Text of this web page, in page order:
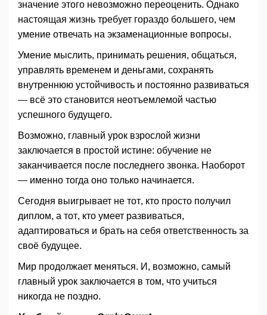
значение этого невозможно переоценить. Однако
настоящая жизнь требует гораздо большего, чем
умение отвечать на экзаменационные вопросы.
Умение мыслить, принимать решения, общаться,
управлять временем и деньгами, сохранять
внутреннюю устойчивость и постоянно развиваться
— всё это становится неотъемлемой частью
успешного будущего.
Возможно, главный урок взрослой жизни
заключается в простой истине: обучение не
заканчивается после последнего звонка. Наоборот
— именно тогда оно только начинается.
Сегодня выигрывает не тот, кто просто получил
диплом, а тот, кто умеет развиваться,
адаптироваться и брать на себя ответственность за
своё будущее.
Мир продолжает меняться. И, возможно, самый
главный урок заключается в том, что учиться
никогда не поздно.